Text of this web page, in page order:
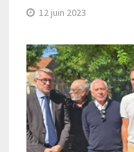
12 juin 2023